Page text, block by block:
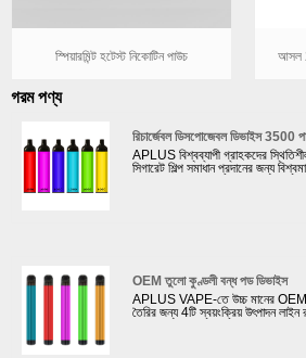
স্পিয়ারমিন্ট হটেস্ট নিকোটিন পাউচ আসল
গরম পণ্য
রিচার্জেবল ডিসপোজেবল ডিভাইস 3500
APLUS বিশ্বব্যাপী গ্রাহকদের
সিগারেট শিল্প সমাধান প্রদানের জন্য
OEM তুলো কুণ্ডলী বন্ধ পড ডিভাইস
APLUS VAPE-তে উচ্চ মানের
তৈরির জন্য 4টি স্বয়ংক্রিয় উৎপাদন